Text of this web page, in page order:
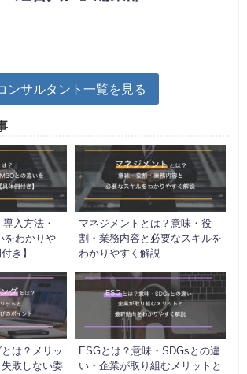
ンサルタント一覧を見る
入方法・
をわかりや
き】
マネジメントとは？意味・役
割・業務内容と必要なスキルを
わかりやすく解説
は？メリッ
失敗しない委
ESGとは？意味・SDGsとの違
い・企業が取り組むメリットと